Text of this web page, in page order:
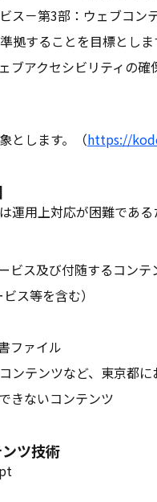
ス－第3部：ウェブコン
拠することを目標としま
ブアクセシビリティの
とします。（https://
運用上対応が困難であ
ビス及び付随するコン
ス等を含む）
ファイル
ンテンツなど、東京都
きないコンテンツ
ツ技術